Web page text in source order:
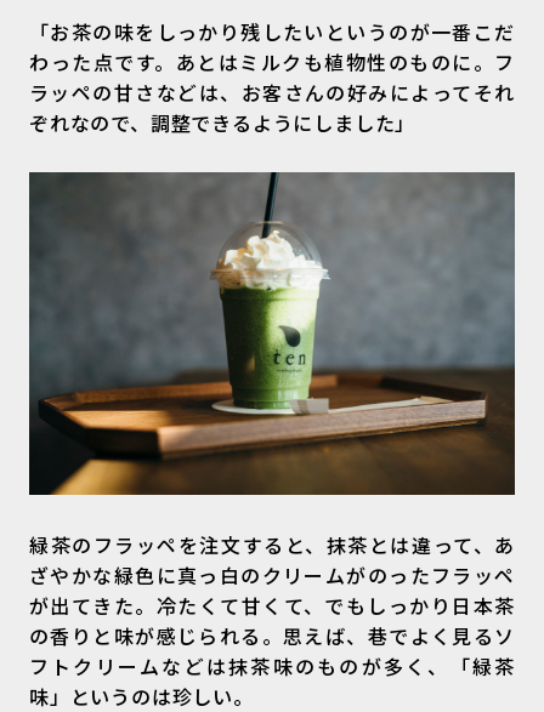
「お茶の味をしっかり残したいというのが一番こだ
わった点です。あとはミルクも植物性のものに。フ
ラッペの甘さなどは、お客さんの好みによってそれ
ぞれなので、調整できるようにしました」
緑茶のフラッペを注文すると、抹茶とは違って、あ
ざやかな緑色に真っ白のクリームがのったフラッペ
が出てきた。冷たくて甘くて、でもしっかり日本茶
の香りと味が感じられる。思えば、巷でよく見るソ
フトクリームなどは抹茶味のものが多く、「緑茶
味」というのは珍しい。